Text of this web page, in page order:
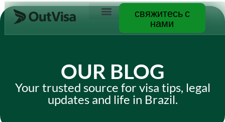
свяжитесь с
нами
OUR BLOG
Your trusted source for visa tips, legal
updates and life in Brazil.